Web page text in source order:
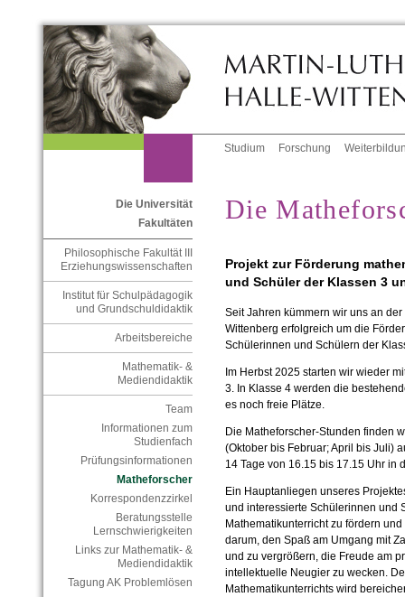
Studium Forschung
Die Universität
Fakultäten
Philosophische Fakultät III
Erziehungswissenschaften
Institut für Schulpädagogik
und Grundschuldidaktik
Arbeitsbereiche
Mathematik- &
Mediendidaktik
Team
Informationen zum
Studienfach
Prüfungsinformationen
Matheforscher
Korrespondenzzirkel
Beratungsstelle
Lernschwierigkeiten
Links zur Mathematik- &
Mediendidaktik
Tagung AK Problemlösen
Die
Projekt zur Förderung
und Schüler der Klassen 3
Seit Jahren kümmern wir uns an
Wittenberg erfolgreich um die
Schülerinnen und Schülern der
Im Herbst 2025 starten wir wieder
3. In Klasse 4 werden die
es noch freie Plätze.
Die Matheforscher-Stunden finden
(Oktober bis Februar; April bis Juli)
14 Tage von 16.15 bis 17.15 Uhr in
Ein Hauptanliegen unseres
und interessierte Schülerinnen und
Mathematikunterricht zu fördern
darum, den Spaß am Umgang mit
und zu vergrößern, die Freude am
intellektuelle Neugier zu we­cken.
Mathematikunterrichts wird